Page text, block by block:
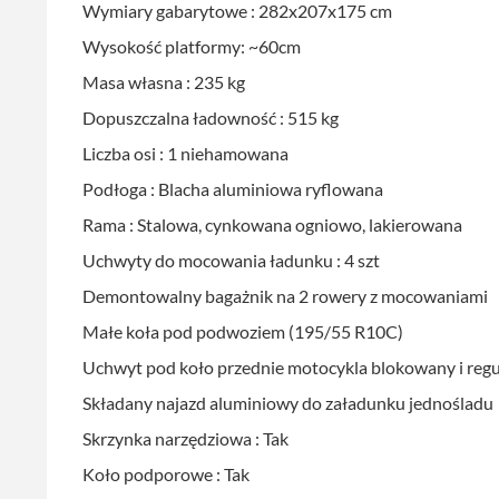
Wymiary gabarytowe : 282x207x175 cm
Wysokość platformy: ~60cm
Masa własna : 235 kg
Dopuszczalna ładowność : 515 kg
Liczba osi : 1 niehamowana
Podłoga : Blacha aluminiowa ryflowana
Rama : Stalowa, cynkowana ogniowo, lakierowana
Uchwyty do mocowania ładunku : 4 szt
Demontowalny bagażnik na 2 rowery z mocowaniami
Małe koła pod podwoziem (195/55 R10C)
Uchwyt pod koło przednie motocykla blokowany i
Składany najazd aluminiowy do załadunku jednośladu
Skrzynka narzędziowa : Tak
Koło podporowe : Tak